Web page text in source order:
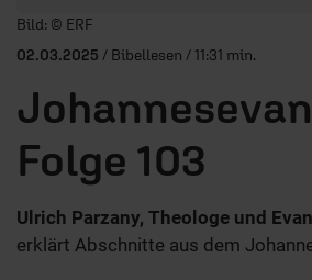
Player starten/anhalten
Bild: © ERF
02.03.2025 / Bibellesen / 11:31 min.
Folge 103
Ulrich Parzany, Theologe und
erklärt Abschnitte aus dem